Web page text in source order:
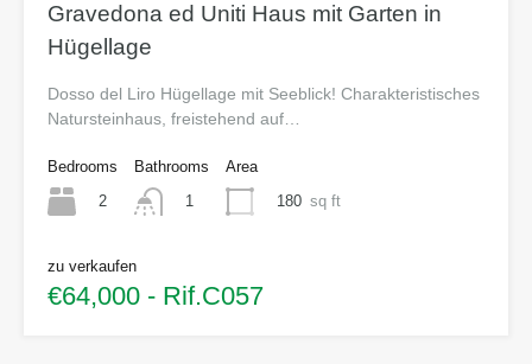
Gravedona ed Uniti Haus mit Garten in
Hügellage
Dosso del Liro Hügellage mit Seeblick! Charakteristisches
Natursteinhaus, freistehend auf…
Bedrooms
2
Bathrooms
1
Area
180 sq ft
zu verkaufen
€64,000 - Rif.C057